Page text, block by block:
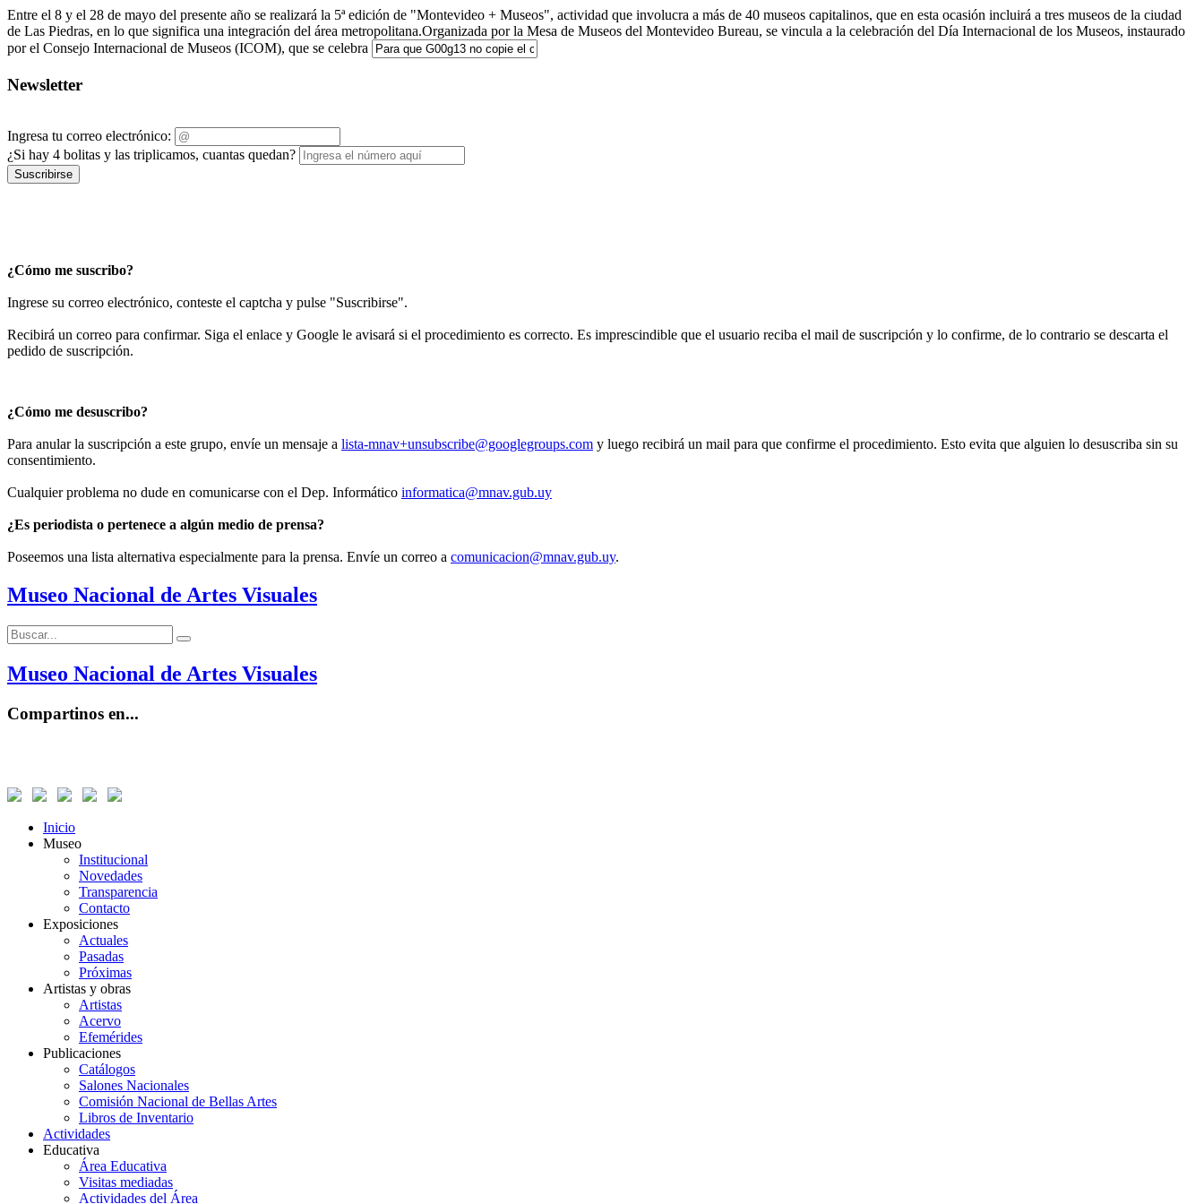
Entre el 8 y el 28 de mayo del presente año se realizará la 5ª edición de "Montevideo + Museos", actividad que involucra a más de 40 museos capitalinos, que en esta ocasión incluirá a tres museos de la ciudad
de Las Piedras, en lo que significa una integración del área metropolitana.Organizada por la Mesa de Museos del Montevideo Bureau, se vincula a la celebración del Día Internacional de los Museos, instaurado
por el Consejo Internacional de Museos (ICOM), que se celebra
Newsletter
Ingresa tu correo electrónico:
¿Si hay 4 bolitas y las triplicamos, cuantas quedan?
Suscribirse
¿Cómo me suscribo?
Ingrese su correo electrónico, conteste el captcha y pulse "Suscribirse".
Recibirá un correo para confirmar. Siga el enlace y Google le avisará si el procedimiento es correcto. Es imprescindible que el usuario reciba el mail de suscripción y lo confirme, de lo contrario se descarta el
pedido de suscripción.
¿Cómo me desuscribo?
Para anular la suscripción a este grupo, envíe un mensaje a lista-mnav+unsubscribe@googlegroups.com y luego recibirá un mail para que confirme el procedimiento. Esto evita que alguien lo desuscriba sin su
consentimiento.
Cualquier problema no dude en comunicarse con el Dep. Informático informatica@mnav.gub.uy
¿Es periodista o pertenece a algún medio de prensa?
Poseemos una lista alternativa especialmente para la prensa. Envíe un correo a comunicacion@mnav.gub.uy.
Museo Nacional de Artes Visuales
Buscar:
Buscar
Museo Nacional de Artes Visuales
Compartinos en...
Inicio
Museo
Institucional
Novedades
Transparencia
Contacto
Exposiciones
Actuales
Pasadas
Próximas
Artistas y obras
Artistas
Acervo
Efemérides
Publicaciones
Catálogos
Salones Nacionales
Comisión Nacional de Bellas Artes
Libros de Inventario
Actividades
Educativa
Área Educativa
Visitas mediadas
Actividades del Área